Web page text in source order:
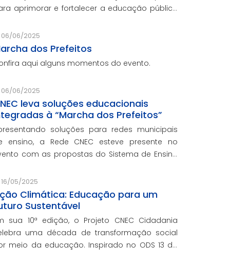
aprimorar e fortalecer a educação pública
para os municípios que não
da Marcha dos Prefeitos
06/06/2025
dos Prefeitos
aqui alguns momentos do evento.
06/06/2025
leva soluções educacionais
à “Marcha dos Prefeitos”
soluções para redes municipais
ensino, a Rede CNEC esteve presente no
com as propostas do Sistema de Ensino
serviços de gestão escolar e parcerias
prefeituras durante e
16/05/2025
Climática: Educação para um
Sustentável
sua 10ª edição, o Projeto CNEC Cidadania
uma década de transformação social
meio da educação. Inspirado no ODS 13 da